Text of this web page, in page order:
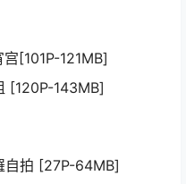
[101P-121MB]
[120P-143MB]
自拍 [27P-64MB]